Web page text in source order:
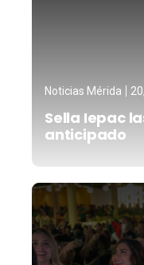
Noticias Mérida
Sella Iepac
anticipado